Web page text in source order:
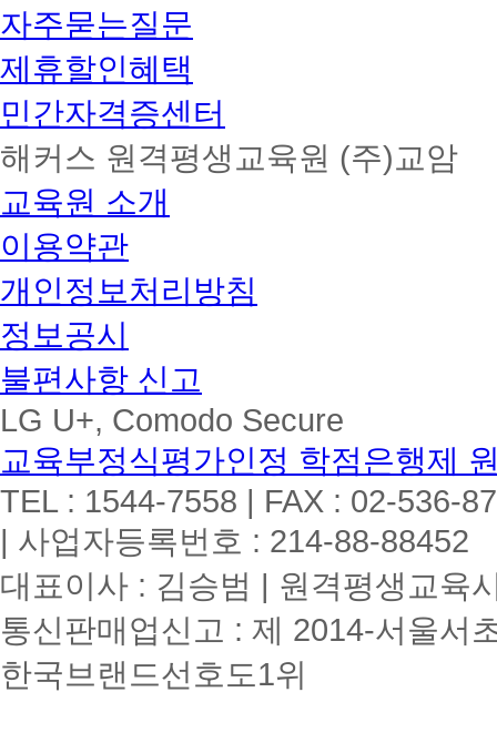
자주묻는질문
제휴할인혜택
민간자격증센터
해커스 원격평생교육원 (주)교암
교육원 소개
이용약관
개인정보처리방침
정보공시
불편사항 신고
LG U+, Comodo Secure
교육부정식평가인정 학점은행제
TEL : 1544-7558 | FAX : 02-536-
| 사업자등록번호 : 214-88-88452
대표이사 : 김승범 | 원격평생교육
통신판매업신고 : 제 2014-서울서
한국브랜드선호도1위